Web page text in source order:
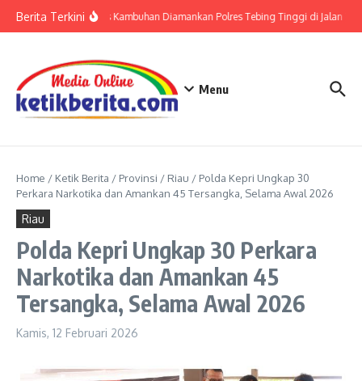
Berita TerkiniResidivis Kambuhan Diamankan Polres Tebing Tinggi di Jalan
Menu
Home / Ketik Berita / Provinsi / Riau / Polda Kepri Ungkap 30
Perkara Narkotika dan Amankan 45 Tersangka, Selama Awal 2026
Riau
Polda Kepri Ungkap 30 Perkara
Narkotika dan Amankan 45
Tersangka, Selama Awal 2026
Kamis, 12 Februari 2026